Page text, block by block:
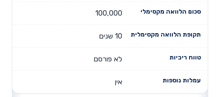
100,000
10 שנים
לא פורסם
אין